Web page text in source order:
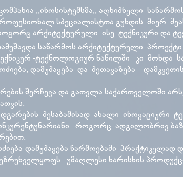
კომპანია ,,ინოსისტემსმა,, აღნიშნული
სპეციალისტთა გუნდის მიერ
არქიტექტურული ისე ტექნიკური და
საწარმოს არქიტექტურული პროექტი.
-ტექნოლოგიურ ნაწილში კი მოხდა
დამუშავება და შეთავაზება
შერჩევა და გათვლა საქართველოში
შესაბამისად ახალი ინოვაციური
როგორც ადგილობრივ
დამუშავება წარმოებაში
უმაღლესი ხარისხის